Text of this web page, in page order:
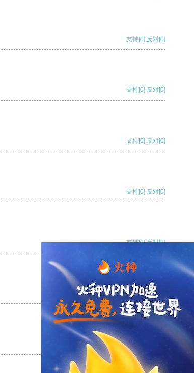
支持[0] 反对[0]
支持[0] 反对[0]
支持[0] 反对[0]
支持[0] 反对[0]
支持[0] 反对[0]
支持[0] 反对
支持